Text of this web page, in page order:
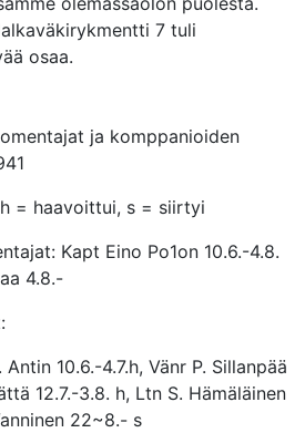
7 tuli
osaa.
ja komppanioiden
= haavoittui, s = siirtyi
Kapt Eino Po1on 10.6.-4.8.
4.8.-
Antin 10.6.-4.7.h, Vänr P. Sillanpää
12.7.-3.8. h, Ltn S. Hämäläinen
22~8.- s